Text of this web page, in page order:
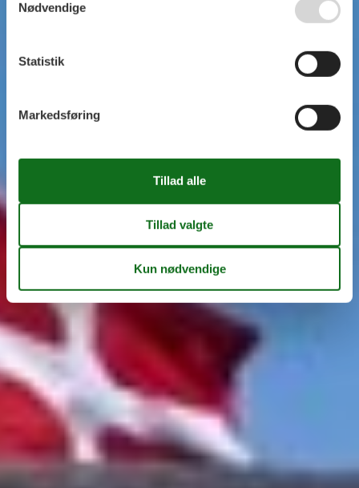
Nødvendige
Statistik
Markedsføring